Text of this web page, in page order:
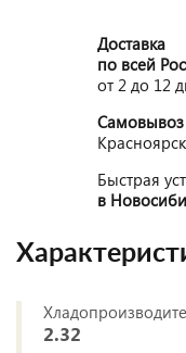
Доставка
по всей
от 2 до 12
Самовывоз
Быстрая
в
2.32